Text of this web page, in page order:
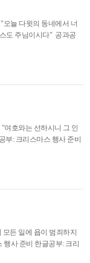
다윗의 동네에서 너
주님이시다" 공과공
와는 선하시니 그 인
: 크리스마스 행사 준비
일에 욥이 범죄하지
사 준비 한글공부: 크리